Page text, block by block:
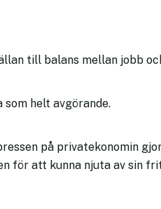
till balans mellan jobb
helt avgörande.
på privatekonomin
för att kunna njuta av sin